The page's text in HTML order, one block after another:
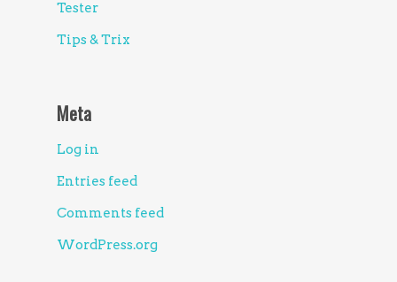
Tester
Tips & Trix
Meta
Log in
Entries feed
Comments feed
WordPress.org